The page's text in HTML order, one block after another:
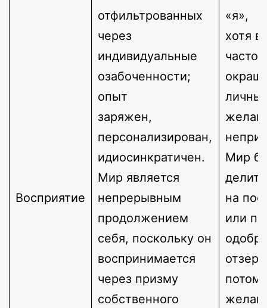
Восприятие
отфильтрованных
через
индивидуальные
озабоченности;
опыт
заряжен,
персонализирован,
идиосинкратичен.
Мир является
непрерывным
продолжением
себя, поскольку он
воспринимается
через призму
собственного
«я»,
хотя
часто
Мир
на
или